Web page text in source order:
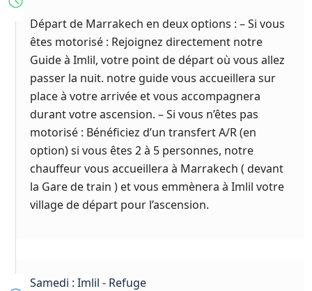
Départ de Marrakech en deux options : – Si vous
êtes motorisé : Rejoignez directement notre
Guide à Imlil, votre point de départ où vous allez
passer la nuit. notre guide vous accueillera sur
place à votre arrivée et vous accompagnera
durant votre ascension. – Si vous n’êtes pas
motorisé : Bénéficiez d’un transfert A/R (en
option) si vous êtes 2 à 5 personnes, notre
chauffeur vous accueillera à Marrakech ( devant
la Gare de train ) et vous emmènera à Imlil votre
village de départ pour l’ascension.
Samedi : Imlil - Refuge